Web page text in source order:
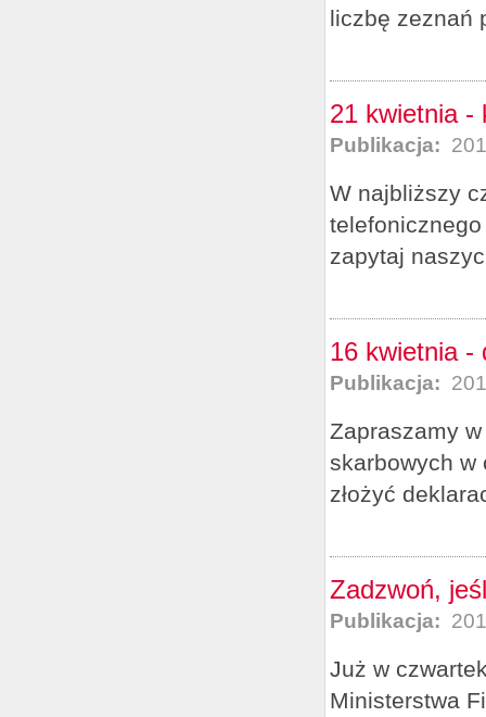
liczbę zeznań
21 kwietnia -
Publikacja:
W najbliższy
zapytaj
16 kwietnia -
Publikacja:
Zapraszamy
skarbowych w
złożyć
Zadzwoń,
Publikacja:
Już w
Ministerstwa